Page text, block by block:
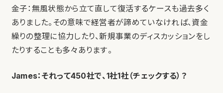
金子：無風状態から立て直して復活するケースも過去多く
ありました。その意味で経営者が諦めていなければ、資金
繰りの整理に協力したり、新規事業のディスカッションをし
たりすることも多々あります。
James：それって450社で、1社1社（チェックする）？